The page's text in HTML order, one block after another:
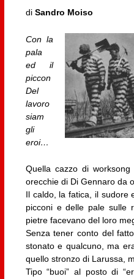
di Sandro Moiso
Con la
pala
ed il
piccon
Del
lavoro
siam
gli
eroi…
Quella cazzo di
orecchie di Di Gennaro da
Il caldo, la fatica, il sudore
picconi e delle pale sulle
pietre facevano del loro
Senza tener conto del
stonato e qualcuno, ma
quello stronzo di Larussa,
Tipo “buoi” al posto di